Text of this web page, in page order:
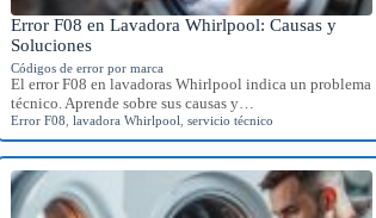
Error F08 en Lavadora Whirlpool: Causas y
Soluciones
Códigos de error por marca
El error F08 en lavadoras Whirlpool indica un problema
técnico. Aprende sobre sus causas y…
Error F08 ,lavadora Whirlpool ,servicio técnico